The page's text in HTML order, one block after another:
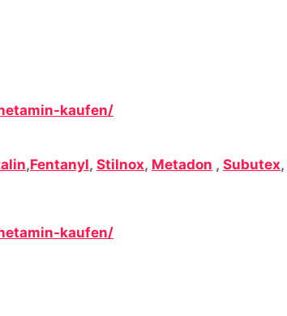
kaufen/
,Fentanyl, Stilnox, Metadon , Subutex,
kaufen/